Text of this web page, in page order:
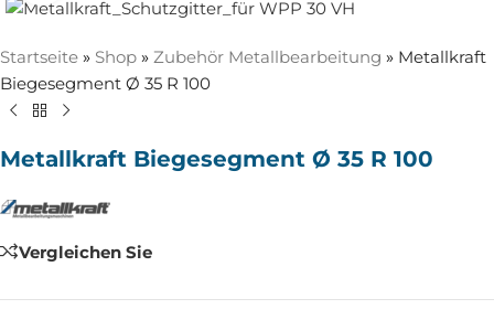
Startseite » Shop » Zubehör Metallbearbeitung » Metallkraft
Biegesegment Ø 35 R 100
Metallkraft Biegesegment Ø 35 R 100
Vergleichen Sie